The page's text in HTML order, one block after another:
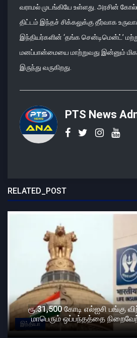
வராமல் முடங்கியே உள்ளது. அரசின்
திட்டம் இந்தச் சிக்கலுக்கு தீர்வாக
இந்தியர்களின் ‘தங்க சென்டிமென்ட்’
மனப்பான்மையை மாற்றுவது இன்னும்
இருந்து வருகிறது.
PTS News
RELATED_POST
இந்தியா
ரூ.31,500 கோடி எல்ஐசி பங்கு
மாபெரும் ஒப்பந்தத்தை